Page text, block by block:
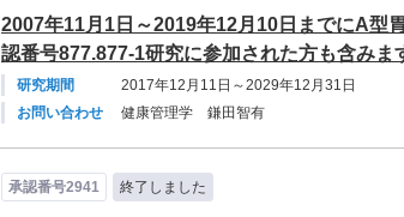
2007年11月1日～2019年12月10日までにA型
認番号877.877-1研究に参加された方も含みま
研究期間
2017年12月11日～2029年12月31日
お問い合わせ
健康管理学 鎌田智有
承認番号2941 終了しました